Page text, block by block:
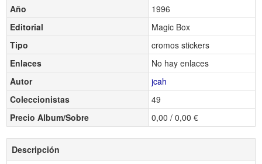
Año
1996
Editorial
Magic Box
Tipo
cromos stickers
Enlaces
No hay enlaces
Autor
jcah
Coleccionistas
49
Precio Album/Sobre
0,00 / 0,00 €
Descripción